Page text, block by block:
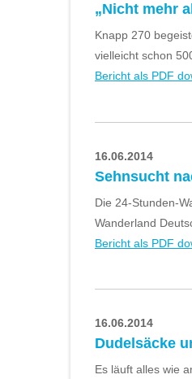
„Nicht mehr
Knapp 270
vielleicht schon
Bericht als PDF
16.06.2014
Sehnsucht
Die 24-Stunden-
Wanderland
Bericht als PDF
16.06.2014
Dudelsäcke
Es läuft alles wie